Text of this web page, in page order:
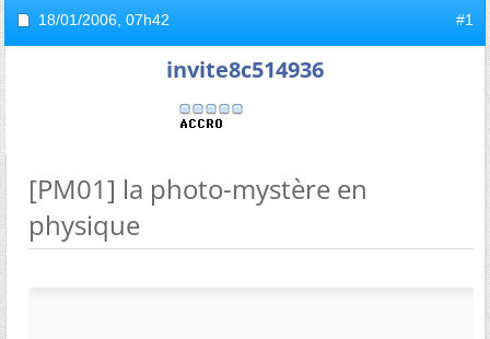
18/01/2006, 07h42 #1
invite8c514936
[PM01] la photo-mystère en
physique